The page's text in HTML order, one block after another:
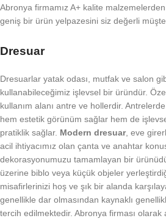
Abronya firmamız A+ kalite
geniş bir ürün yelpazesini siz değerli
Dresuar
Dresuarlar yatak odası, mutfak ve salon
kullanabileceğimiz işlevsel bir üründür.
kullanım alanı antre ve hollerdir.
hem estetik görünüm sağlar hem de
pratiklik sağlar. Modern dresuar, eve
acil ihtiyacımız olan çanta ve anahtar
dekorasyonumuzu tamamlayan bir
üzerine biblo veya küçük objeler
misafirlerinizi hoş ve şık bir alanda
genellikle dar olmasından kaynaklı
tercih edilmektedir. Abronya firması olarak